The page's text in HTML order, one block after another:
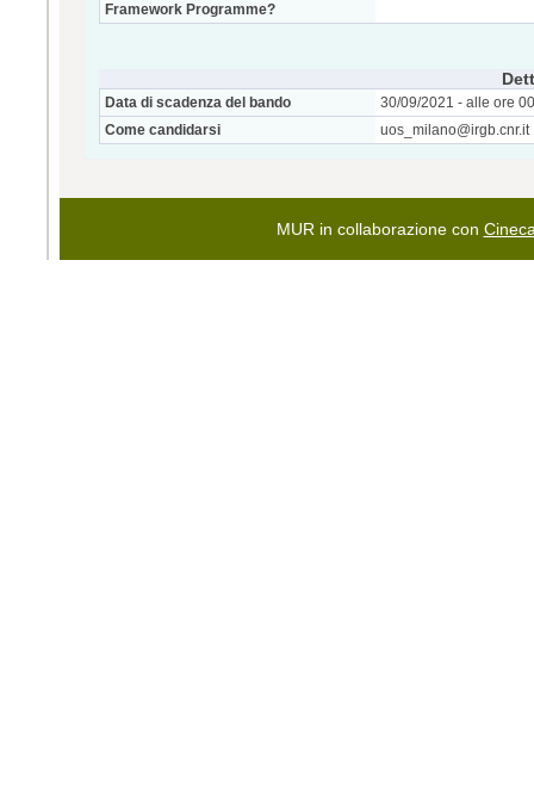
Framework Programme?
Data di scadenza del bando
30/09/2021 - alle ore
Come candidarsi
uos_milano@irgb.cnr.it
MUR in collaborazione con